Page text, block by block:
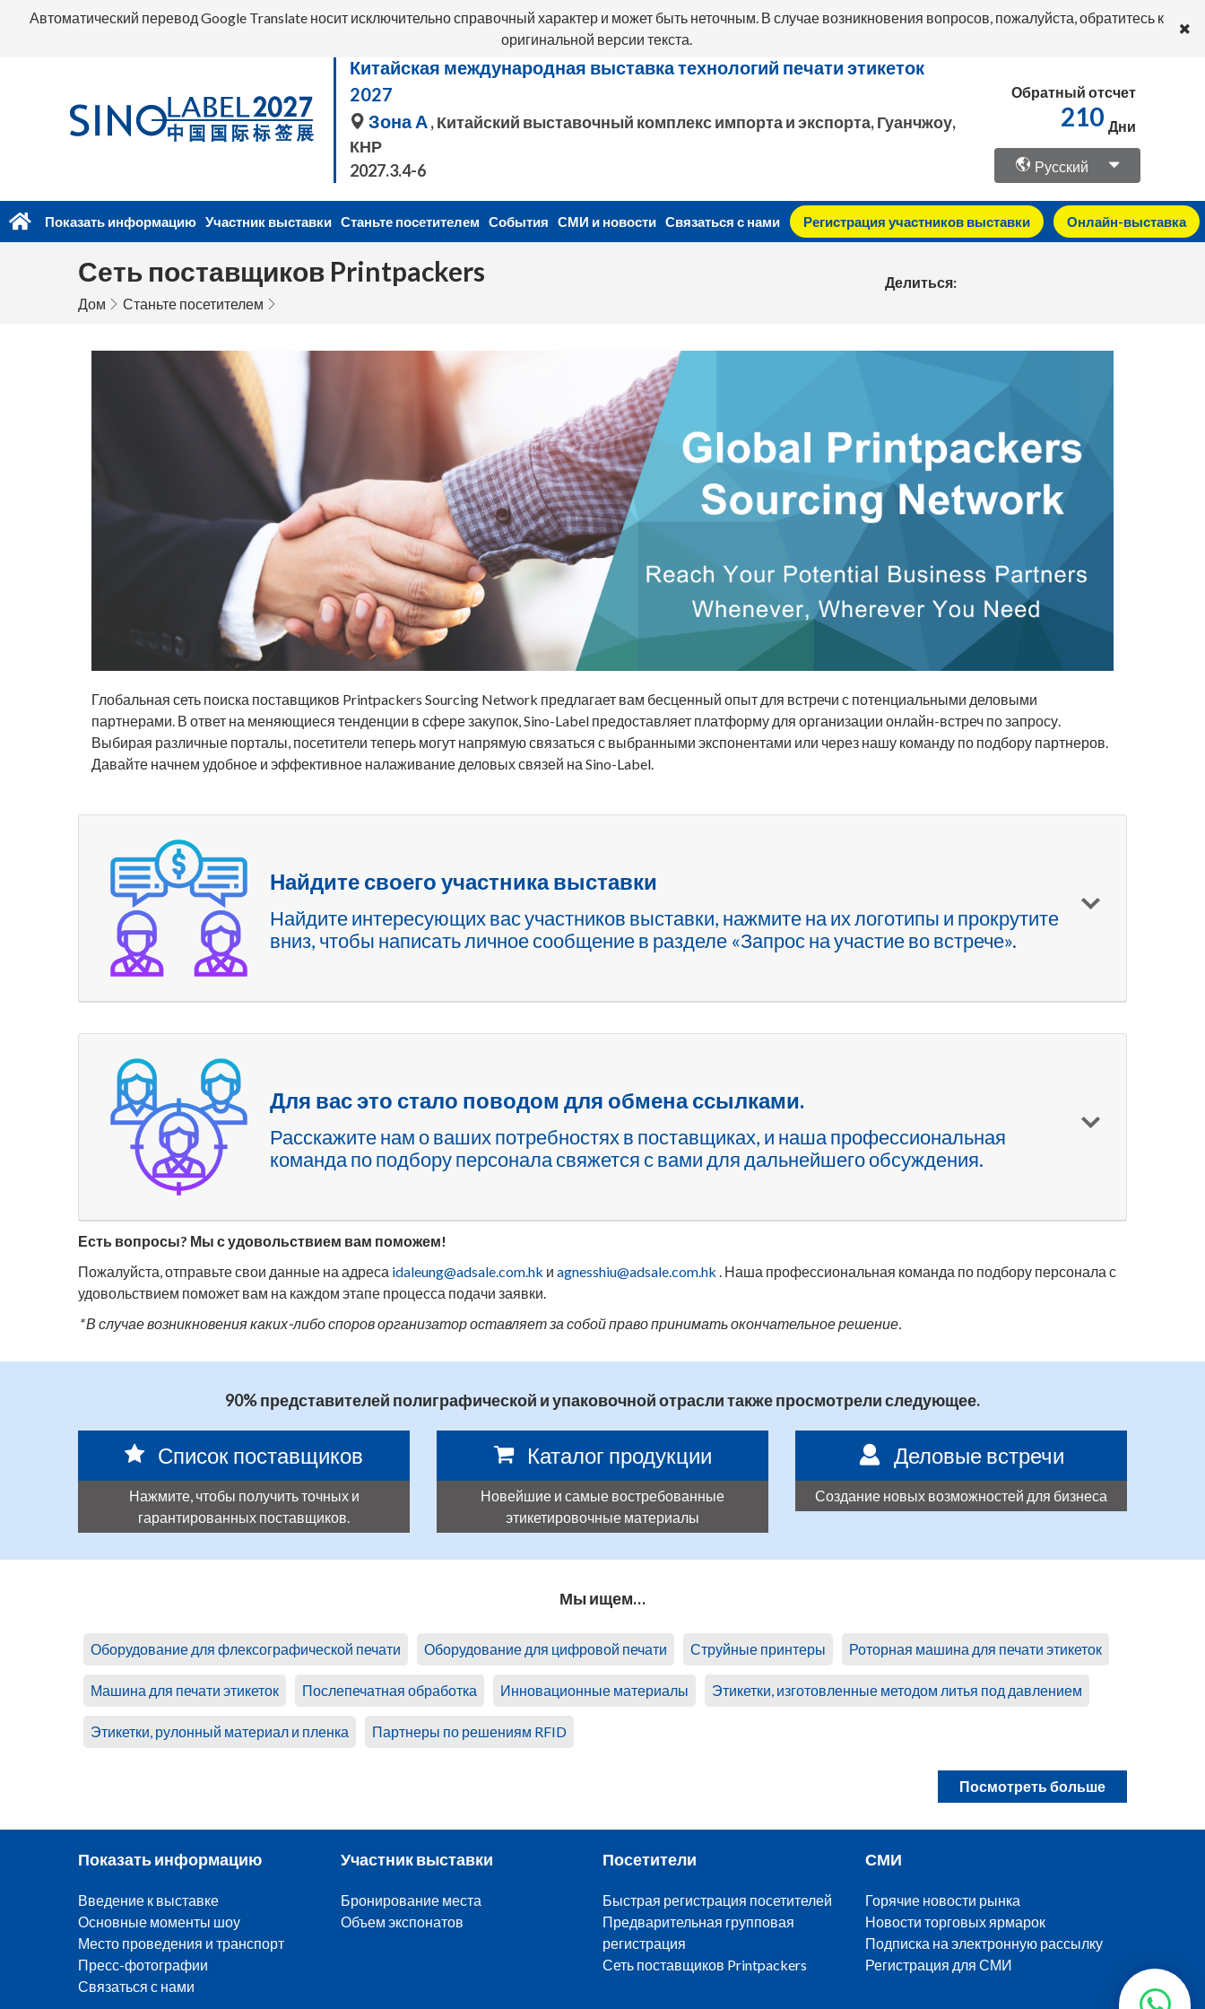
Автоматический перевод Google Translate носит исключительно справочный характер и может быть неточным. В случае возникновения вопросов, пожалуйста, обратитесь к
оригинальной версии текста.
Китайская международная выставка технологий печати этикеток
2027
Зона А, Китайский выставочный комплекс импорта и экспорта, Гуанчжоу,
КНР
2027.3.4-6
Обратный отсчет
210 Дни
Русский
Показать информацию Участник выставки Станьте посетителем События СМИ и новости Связаться с нами Регистрация участников выставки Онлайн-выставка
Сеть поставщиков Printpackers
Дом Станьте посетителем
Делиться:
Глобальная сеть поиска поставщиков Printpackers Sourcing Network предлагает вам бесценный опыт для встречи с потенциальными деловыми
партнерами. В ответ на меняющиеся тенденции в сфере закупок, Sino-Label предоставляет платформу для организации онлайн-встреч по запросу.
Выбирая различные порталы, посетители теперь могут напрямую связаться с выбранными экспонентами или через нашу команду по подбору партнеров.
Давайте начнем удобное и эффективное налаживание деловых связей на Sino-Label.
Найдите своего участника выставки
Найдите интересующих вас участников выставки, нажмите на их логотипы и прокрутите
вниз, чтобы написать личное сообщение в разделе «Запрос на участие во встрече».
Для вас это стало поводом для обмена ссылками.
Расскажите нам о ваших потребностях в поставщиках, и наша профессиональная
команда по подбору персонала свяжется с вами для дальнейшего обсуждения.
Есть вопросы? Мы с удовольствием вам поможем!
Пожалуйста, отправьте свои данные на адреса idaleung@adsale.com.hk и agnesshiu@adsale.com.hk . Наша профессиональная команда по подбору персонала с
удовольствием поможет вам на каждом этапе процесса подачи заявки.
* В случае возникновения каких-либо споров организатор оставляет за собой право принимать окончательное решение.
90% представителей полиграфической и упаковочной отрасли также просмотрели следующее.
Список поставщиков
Нажмите, чтобы получить точных и
гарантированных поставщиков.
Каталог продукции
Новейшие и самые востребованные
этикетировочные материалы
Деловые встречи
Создание новых возможностей для бизнеса
Мы ищем…
Оборудование для флексографической печати Оборудование для цифровой печати Струйные принтеры Роторная машина для печати этикеток
Машина для печати этикеток Послепечатная обработка Инновационные материалы Этикетки, изготовленные методом литья под давлением
Этикетки, рулонный материал и пленка Партнеры по решениям RFID
Посмотреть больше
Показать информацию
Введение к выставке
Основные моменты шоу
Место проведения и транспорт
Пресс-фотографии
Связаться с нами
Участник выставки
Бронирование места
Объем экспонатов
Посетители
Быстрая регистрация посетителей
Предварительная групповая
регистрация
Сеть поставщиков Printpackers
СМИ
Горячие новости рынка
Новости торговых ярмарок
Подписка на электронную рассылку
Регистрация для СМИ